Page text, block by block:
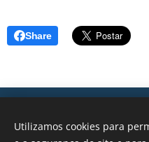
Share
Utilizamos cookies para